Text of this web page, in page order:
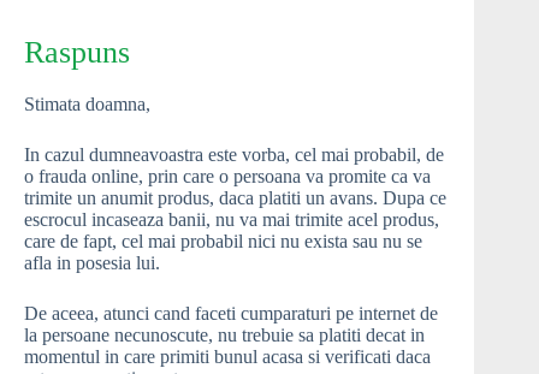
Raspuns
Stimata doamna,
In cazul dumneavoastra este vorba, cel mai probabil, de
o frauda online, prin care o persoana va promite ca va
trimite un anumit produs, daca platiti un avans. Dupa ce
escrocul incaseaza banii, nu va mai trimite acel produs,
care de fapt, cel mai probabil nici nu exista sau nu se
afla in posesia lui.
De aceea, atunci cand faceti cumparaturi pe internet de
la persoane necunoscute, nu trebuie sa platiti decat in
momentul in care primiti bunul acasa si verificati daca